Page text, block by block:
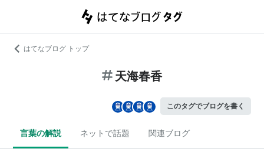
はてなブログ トップ
天海春香
このタグでブログを書く
言葉の解説 ネットで話題 関連ブログ